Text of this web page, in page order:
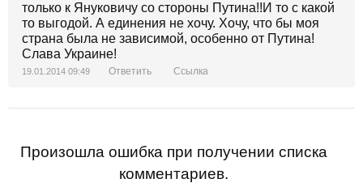
только к Януковичу со стороны Путина!!И то с какой
то выгодой. А единения не хочу. Хочу, что бы моя
страна была не зависимой, особенно от Путина!
Слава Украине!
19.01.2014 09:49 Ответить Ссылка
Произошла ошибка при получении списка
комментариев.